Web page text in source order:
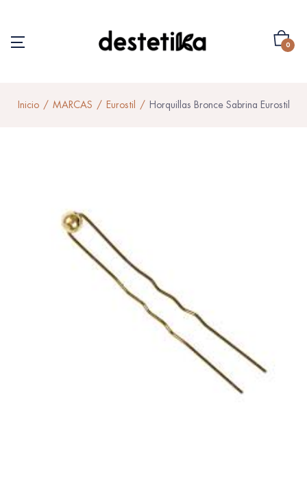
0
Inicio MARCAS Eurostil Horquillas Bronce Sabrina Eurostil